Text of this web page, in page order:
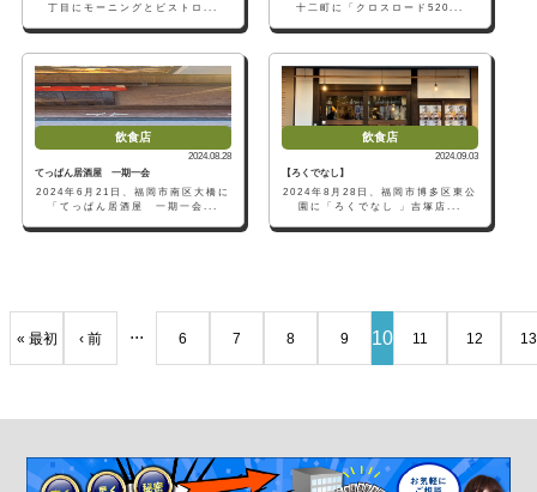
丁目にモーニングとビストロ...
十二町に「クロスロード520...
飲食店
2024.08.28
てっぱん居酒屋 一期一会
2024年6月21日、福岡市南区大橋に
「てっぱん居酒屋 一期一会...
飲食店
2024.09.03
【ろくでなし】
2024年8月28日、福岡市博多区東公
園に「ろくでなし 」吉塚店...
« 最初 ‹ 前 ... 6 7 8 9 10 11 12 13